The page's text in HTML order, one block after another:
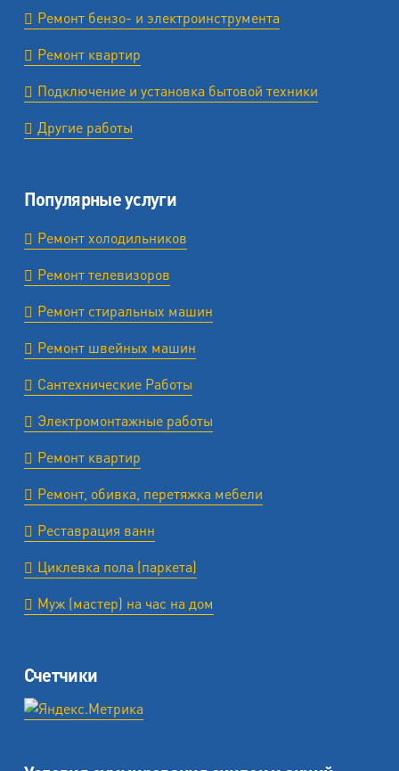
Ремонт бензо- и электроинструмента
Ремонт квартир
Подключение и установка бытовой техники
Другие работы
Популярные услуги
Ремонт холодильников
Ремонт телевизоров
Ремонт стиральных машин
Ремонт швейных машин
Сантехнические Работы
Электромонтажные работы
Ремонт квартир
Ремонт, обивка, перетяжка мебели
Реставрация ванн
Циклевка пола (паркета)
Муж (мастер) на час на дом
Счетчики